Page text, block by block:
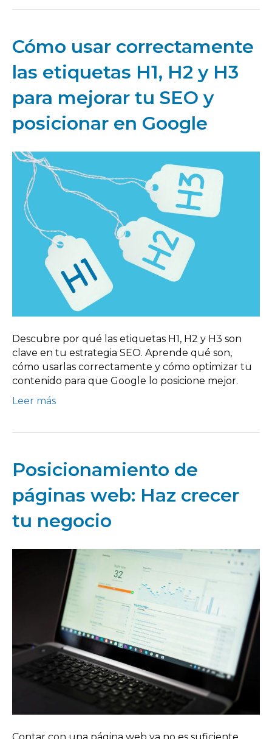
Cómo usar correctamente
las etiquetas H1, H2 y H3
para mejorar tu SEO y
posicionar en Google
Descubre por qué las etiquetas H1, H2 y H3 son
clave en tu estrategia SEO. Aprende qué son,
cómo usarlas correctamente y cómo optimizar tu
contenido para que Google lo posicione mejor.
Leer más
Posicionamiento de
páginas web: Haz crecer
tu negocio